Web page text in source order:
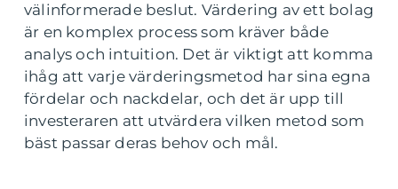
välinformerade beslut. Värdering av ett bolag
är en komplex process som kräver både
analys och intuition. Det är viktigt att komma
ihåg att varje värderingsmetod har sina egna
fördelar och nackdelar, och det är upp till
investeraren att utvärdera vilken metod som
bäst passar deras behov och mål.